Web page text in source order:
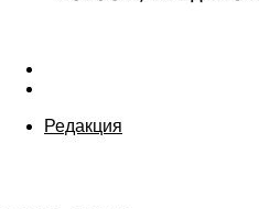
Редакция